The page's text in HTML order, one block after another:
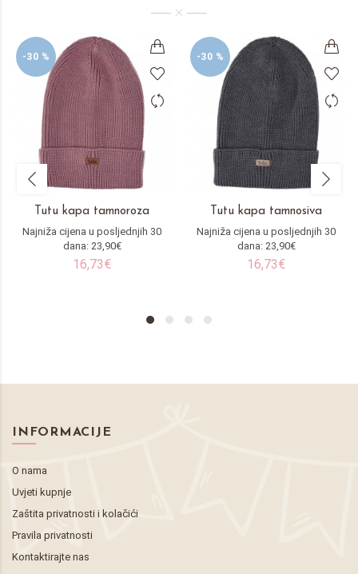
-30 %
Tutu kapa tamnoroza
Najniža cijena u posljednjih 30
dana: 23,90€
16,73€
-30 %
Tutu kapa tamnosiva
Najniža cijena u posljednjih 30
dana: 23,90€
16,73€
INFORMACIJE
O nama
Uvjeti kupnje
Zaštita privatnosti i kolačići
Pravila privatnosti
Kontaktirajte nas